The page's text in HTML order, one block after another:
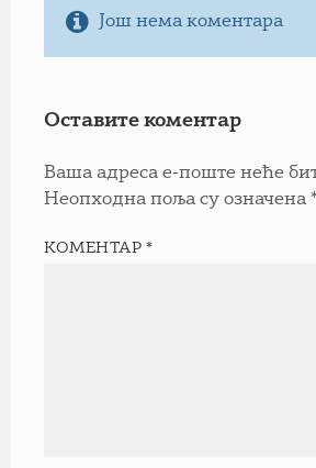
Још нема коментара
Оставите коментар
Ваша адреса е-поште неће
Неопходна поља су означена *
КОМЕНТАР*